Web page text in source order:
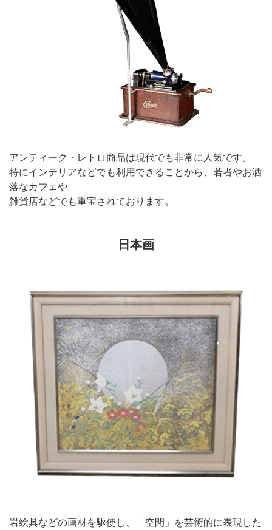
アンティーク・レトロ商品は現代でも非常に人気です。
特にインテリアなどでも利用できることから、若者やお洒
落なカフェや
雑貨店などでも重宝されております。
日本画
岩絵具などの画材を駆使し、「空間」を芸術的に表現した